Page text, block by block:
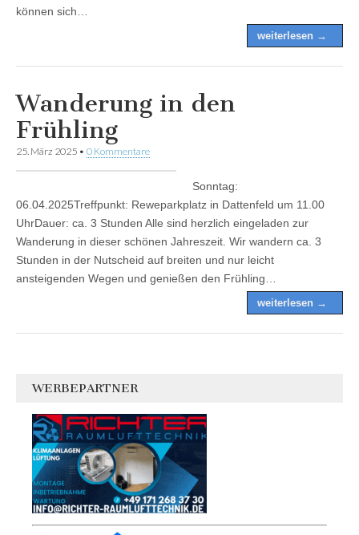
können sich…
weiterlesen →
Wanderung in den
Frühling
25. März 2025 • 0 Kommentare
Sonntag:
06.04.2025Treffpunkt: Reweparkplatz in Dattenfeld um 11.00
UhrDauer: ca. 3 Stunden Alle sind herzlich eingeladen zur
Wanderung in dieser schönen Jahreszeit. Wir wandern ca. 3
Stunden in der Nutscheid auf breiten und nur leicht
ansteigenden Wegen und genießen den Frühling…
weiterlesen →
WERBEPARTNER